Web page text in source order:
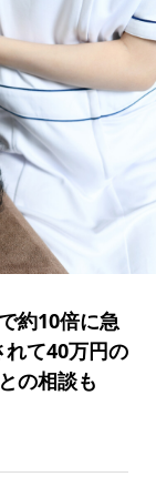
約10倍に急
て40万円の
の相談も